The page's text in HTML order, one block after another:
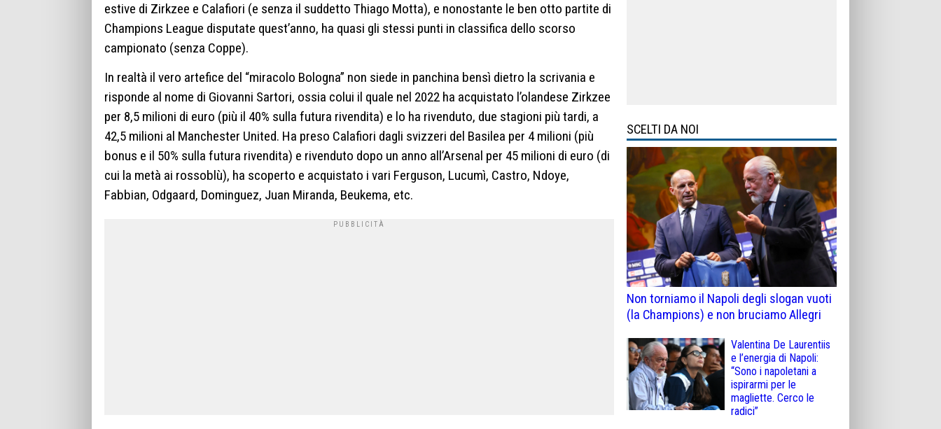
estive di Zirkzee e Calafiori (e senza il suddetto Thiago Motta), e nonostante le ben otto partite di
Champions League disputate quest’anno, ha quasi gli stessi punti in classifica dello scorso
campionato (senza Coppe).
In realtà il vero artefice del “miracolo Bologna” non siede in panchina bensì dietro la scrivania e
risponde al nome di Giovanni Sartori, ossia colui il quale nel 2022 ha acquistato l’olandese Zirkzee
per 8,5 milioni di euro (più il 40% sulla futura rivendita) e lo ha rivenduto, due stagioni più tardi, a
42,5 milioni al Manchester United. Ha preso Calafiori dagli svizzeri del Basilea per 4 milioni (più
bonus e il 50% sulla futura rivendita) e rivenduto dopo un anno all’Arsenal per 45 milioni di euro (di
cui la metà ai rossoblù), ha scoperto e acquistato i vari Ferguson, Lucumì, Castro, Ndoye,
Fabbian, Odgaard, Dominguez, Juan Miranda, Beukema, etc.
SCELTI DA NOI
Non torniamo il Napoli degli slogan vuoti
(la Champions) e non bruciamo Allegri
Valentina De Laurentiis
e l’energia di Napoli:
“Sono i napoletani a
ispirarmi per le
magliette. Cerco le
radici”